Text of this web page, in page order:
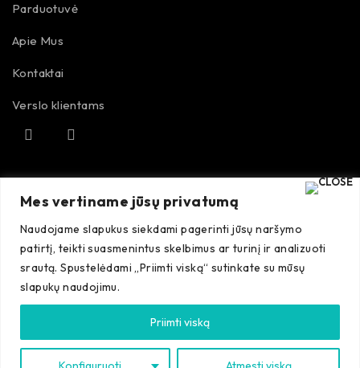
Mes vertiname jūsų privatumą
Naudojame slapukus siekdami pagerinti jūsų naršymo
patirtį, teikti suasmenintus skelbimus ar turinį ir analizuoti
srautą. Spustelėdami „Priimti viską“ sutinkate su mūsų
slapukų naudojimu.
Priimti viską
Parduotuvė
Apie Mus
Kontaktai
Verslo klientams
TAISYKLĖS
Pirkimo taisyklės
Grąžinimo sąlygos
©Autobros. Visos teisės saugomos. 2023